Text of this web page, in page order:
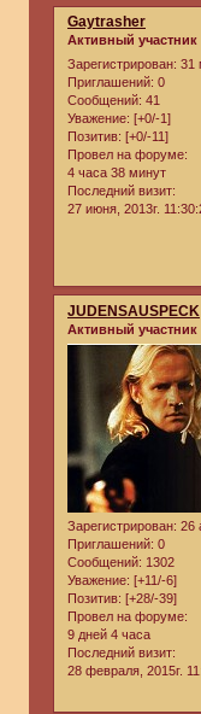
Gaytrasher
Активный участник
Зарегистрирован: 31
Приглашений: 0
Сообщений: 41
Уважение: [+0/-1]
Позитив: [+0/-11]
Провел на форуме:
4 часа 38 минут
Последний визит:
27 июня, 2013г.
JUDENSAUSPECK
Активный участник
Зарегистрирован: 26
Приглашений: 0
Сообщений: 1302
Уважение: [+11/-6]
Позитив: [+28/-39]
Провел на форуме:
9 дней 4 часа
Последний визит:
28 февраля, 2015г.